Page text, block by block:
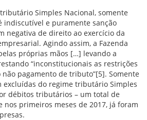
Simples Nacional, somente
indiscutível e puramente sanção
negativa de direito ao exercício da
Agindo assim, a Fazenda
próprias mãos […] levando a
“inconstitucionais as restrições
pagamento de tributo”[5]. Somente
excluídas do regime tributário Simples
débitos tributários – um total de
nos primeiros meses de 2017, já foram